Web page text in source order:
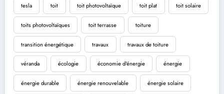
tesla toit toit photovoltaïque toit plat toit solaire
toits photovoltaïques toit terrasse toiture
transition énergétique travaux travaux de toiture
véranda écologie économie d'énergie énergie
énergie durable énergie renouvelable énergie solaire